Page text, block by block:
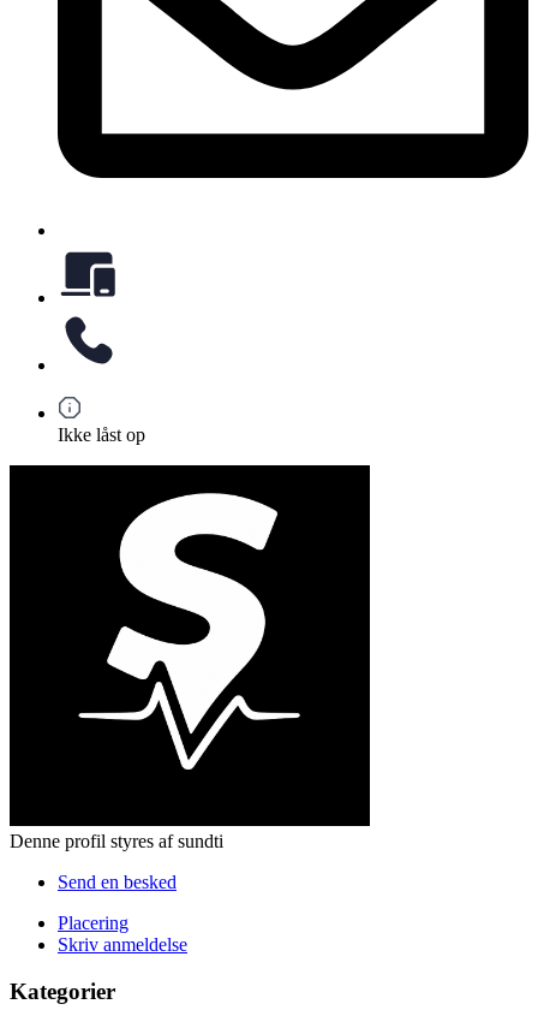
Ikke låst op
Denne profil styres af sundti
Send en besked
Placering
Skriv anmeldelse
Kategorier